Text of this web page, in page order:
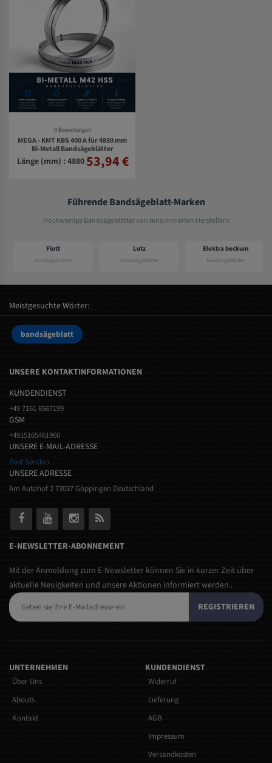
0 Bewertungen
MEGA - KMT KBS 400 A für 4880 mm
Bi-Metall Bandsägeblätter
Länge (mm) : 488053,94 €
Führende Bandsägeblatt-Marken
Hochwertige Bandsägeblätter von renommierten Herstellern
Flott
Bandsägeblätter
Lutz
Bandsägeblätter
Elektra beckum
Bandsägeblätter
Meistgesuchte Wörter:
bandsägeblatt
UNSERE KONTAKTINFORMATIONEN
KUNDENDIENST
+49 7161 6567199
GSM
+4915165461960
UNSERE E-MAIL-ADRESSE
Post Senden
UNSERE ADRESSE
Am Autohof 2 73037 Göppingen Deutschland
E-NEWSLETTER-ABONNEMENT
Mit der Anmeldung zum E-Newsletter können Sie in kurzer Zeit über
aktuelle Neuigkeiten und unsere Aktionen informiert werden..
REGISTRIEREN
UNTERNEHMEN
Über Uns
Abouts
Kontakt
KUNDENDIENST
Widerruf
Lieferung
AGB
Impressum
Versandkosten